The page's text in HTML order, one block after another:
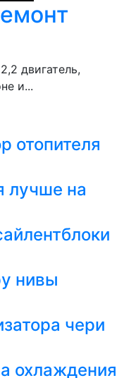
двигатель,
и...
отопителя
лучше на
нивы
чери
охлаждения